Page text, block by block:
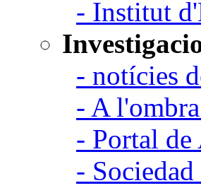
- Institut
- notícies
- A
- Portal de
-